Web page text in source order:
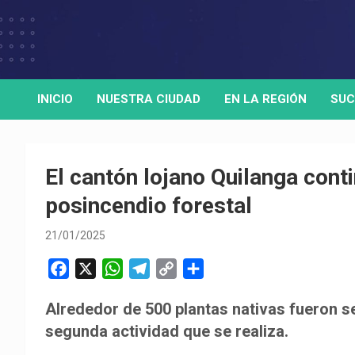
to
HORA32
Medio de comunicación digital
INICIO NUESTRA CIUDAD EN LA REGIÓN
El cantón lojano Quilanga
posincendio forestal
21/01/2025
c
e
W
a
t
l
e
p
y
m
p
Alrededor de 500 plantas nativas fueron
segunda actividad que se realiza.